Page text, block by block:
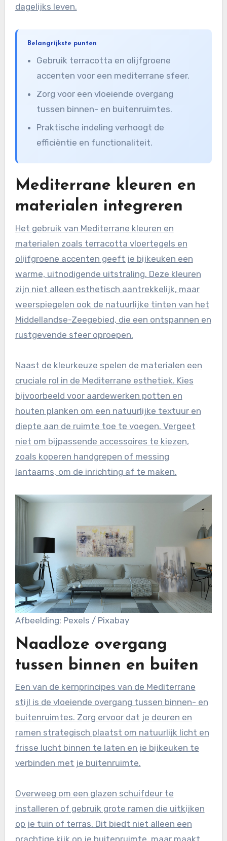
dagelijks leven.
Belangrijkste punten
Gebruik terracotta en olijfgroene
accenten voor een mediterrane sfeer.
Zorg voor een vloeiende overgang
tussen binnen- en buitenruimtes.
Praktische indeling verhoogt de
efficiëntie en functionaliteit.
Mediterrane kleuren en
materialen integreren
Het gebruik van Mediterrane kleuren en
materialen zoals terracotta vloertegels en
olijfgroene accenten geeft je bijkeuken een
warme, uitnodigende uitstraling. Deze kleuren
zijn niet alleen esthetisch aantrekkelijk, maar
weerspiegelen ook de natuurlijke tinten van het
Middellandse-Zeegebied, die een ontspannen en
rustgevende sfeer oproepen.
Naast de kleurkeuze spelen de materialen een
cruciale rol in de Mediterrane esthetiek. Kies
bijvoorbeeld voor aardewerken potten en
houten planken om een natuurlijke textuur en
diepte aan de ruimte toe te voegen. Vergeet
niet om bijpassende accessoires te kiezen,
zoals koperen handgrepen of messing
lantaarns, om de inrichting af te maken.
Afbeelding: Pexels / Pixabay
Naadloze overgang
tussen binnen en buiten
Een van de kernprincipes van de Mediterrane
stijl is de vloeiende overgang tussen binnen- en
buitenruimtes. Zorg ervoor dat je deuren en
ramen strategisch plaatst om natuurlijk licht en
frisse lucht binnen te laten en je bijkeuken te
verbinden met je buitenruimte.
Overweeg om een glazen schuifdeur te
installeren of gebruik grote ramen die uitkijken
op je tuin of terras. Dit biedt niet alleen een